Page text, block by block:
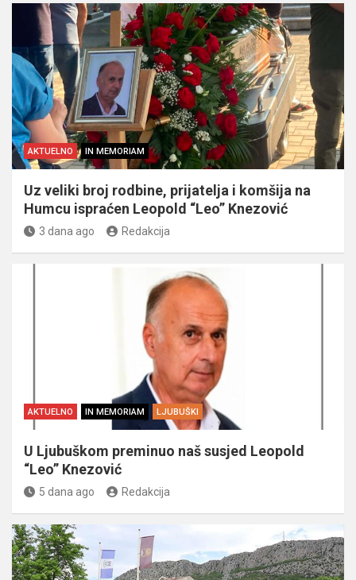
AKTUELNO IN MEMORIAM
Uz veliki broj rodbine, prijatelja i komšija na
Humcu ispraćen Leopold “Leo” Knezović
3 dana ago Redakcija
AKTUELNO IN MEMORIAM LJUBUŠKI
U Ljubuškom preminuo naš susjed Leopold
“Leo” Knezović
5 dana ago Redakcija